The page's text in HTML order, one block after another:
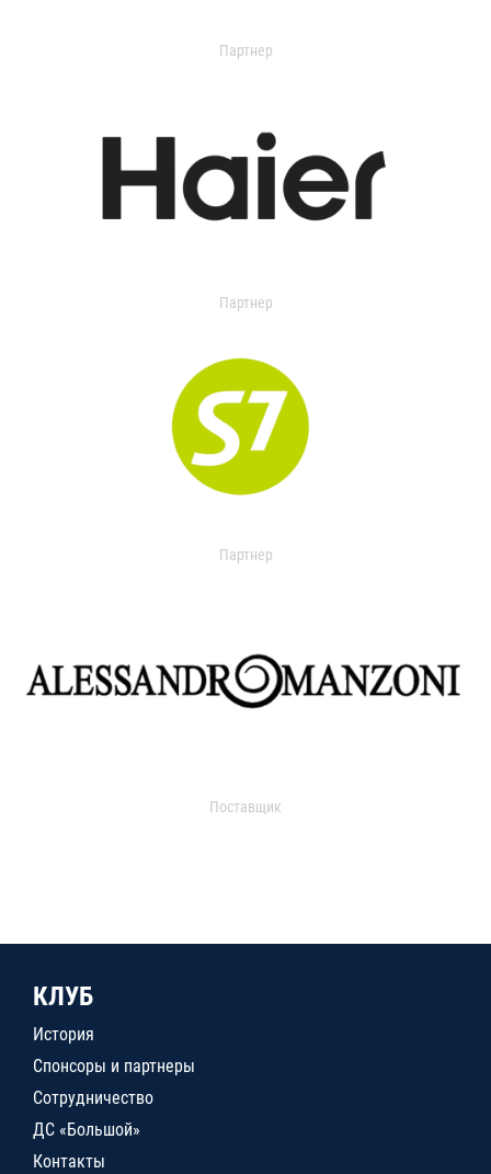
Партнер
Партнер
Партнер
Поставщик
КЛУБ
История
Спонсоры и партнеры
Сотрудничество
ДС «Большой»
Контакты